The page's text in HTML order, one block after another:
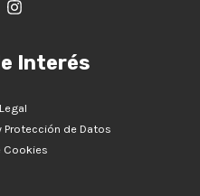
Interés
Protección de Datos
Cookies